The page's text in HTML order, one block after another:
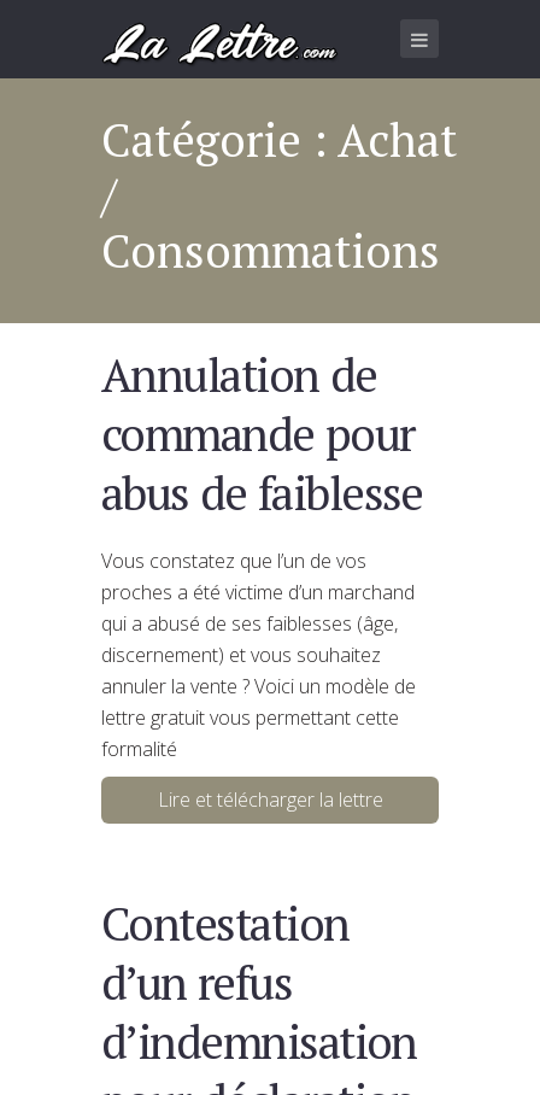
Catégorie : Achat
/
Consommations
Annulation de
commande pour
abus de faiblesse
Vous constatez que l’un de vos
proches a été victime d’un marchand
qui a abusé de ses faiblesses (âge,
discernement) et vous souhaitez
annuler la vente ? Voici un modèle de
lettre gratuit vous permettant cette
formalité
Lire et télécharger la lettre
Contestation
d’un refus
d’indemnisation